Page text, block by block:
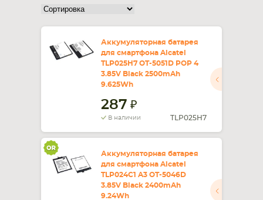
Аккумуляторная батарея
для смартфона Alcatel
TLP025H7 OT-5051D POP 4
3.85V Black 2500mAh
9.625Wh
287
В наличии TLP025H7
Аккумуляторная батарея
для смартфона Alcatel
TLP024C1 A3 OT-5046D
3.85V Black 2400mAh
9.24Wh